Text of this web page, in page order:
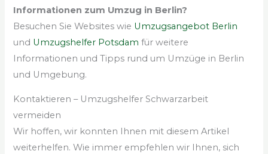
Informationen zum Umzug in Berlin?
Besuchen Sie Websites wie Umzugsangebot Berlin
und Umzugshelfer Potsdam für weitere
Informationen und Tipps rund um Umzüge in Berlin
und Umgebung.
Kontaktieren – Umzugshelfer Schwarzarbeit
vermeiden
Wir hoffen, wir konnten Ihnen mit diesem Artikel
weiterhelfen. Wie immer empfehlen wir Ihnen, sich